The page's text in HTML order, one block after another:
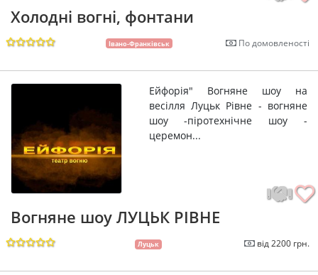
Холодні вогні, фонтани
Івано-Франківськ По домовленості
Ейфорія" Вогняне шоу на
весілля Луцьк Рівне - вогняне
шоу -піротехнічне шоу -
церемон...
Вогняне шоу ЛУЦЬК РІВНЕ
Луцьк від 2200 грн.